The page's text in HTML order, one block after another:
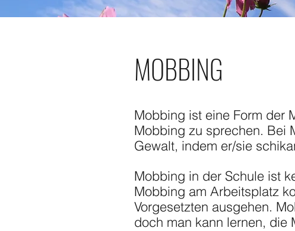
MOBBING
Mobbing ist eine Form der
Mobbing zu sprechen. Bei
Gewalt, indem er/sie
Mobbing in der Schule ist
Mobbing am Arbeitsplatz
Vorgesetzten ausgehen.
doch man kann lernen, die